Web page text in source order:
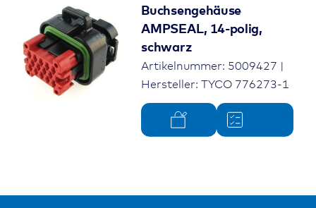
Buchsengehäuse
AMPSEAL, 14-polig,
schwarz
Artikelnummer: 5009427 |
Hersteller: TYCO 776273-1